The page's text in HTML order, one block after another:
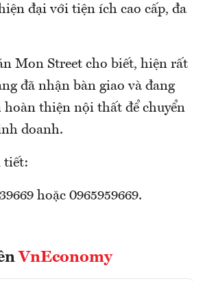
đại với tiện ích cao cấp, đa
Mon Street cho biết, hiện rất
đã nhận bàn giao và đang
thiện nội thất để chuyển
doanh.
tiết:
hoặc 0965959669.
VnEconomy